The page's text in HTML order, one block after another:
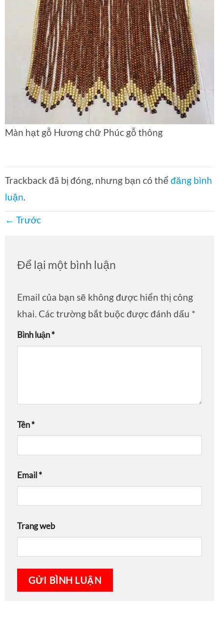
Màn hạt gỗ Hương chữ Phúc gỗ thông
Trackback đã bị đóng, nhưng bạn có thể đăng bình
luận.
← Trước
Để lại một bình luận
Email của bạn sẽ không được hiển thị công
khai. Các trường bắt buộc được đánh dấu *
Bình luận*
Tên*
Email*
Trang web